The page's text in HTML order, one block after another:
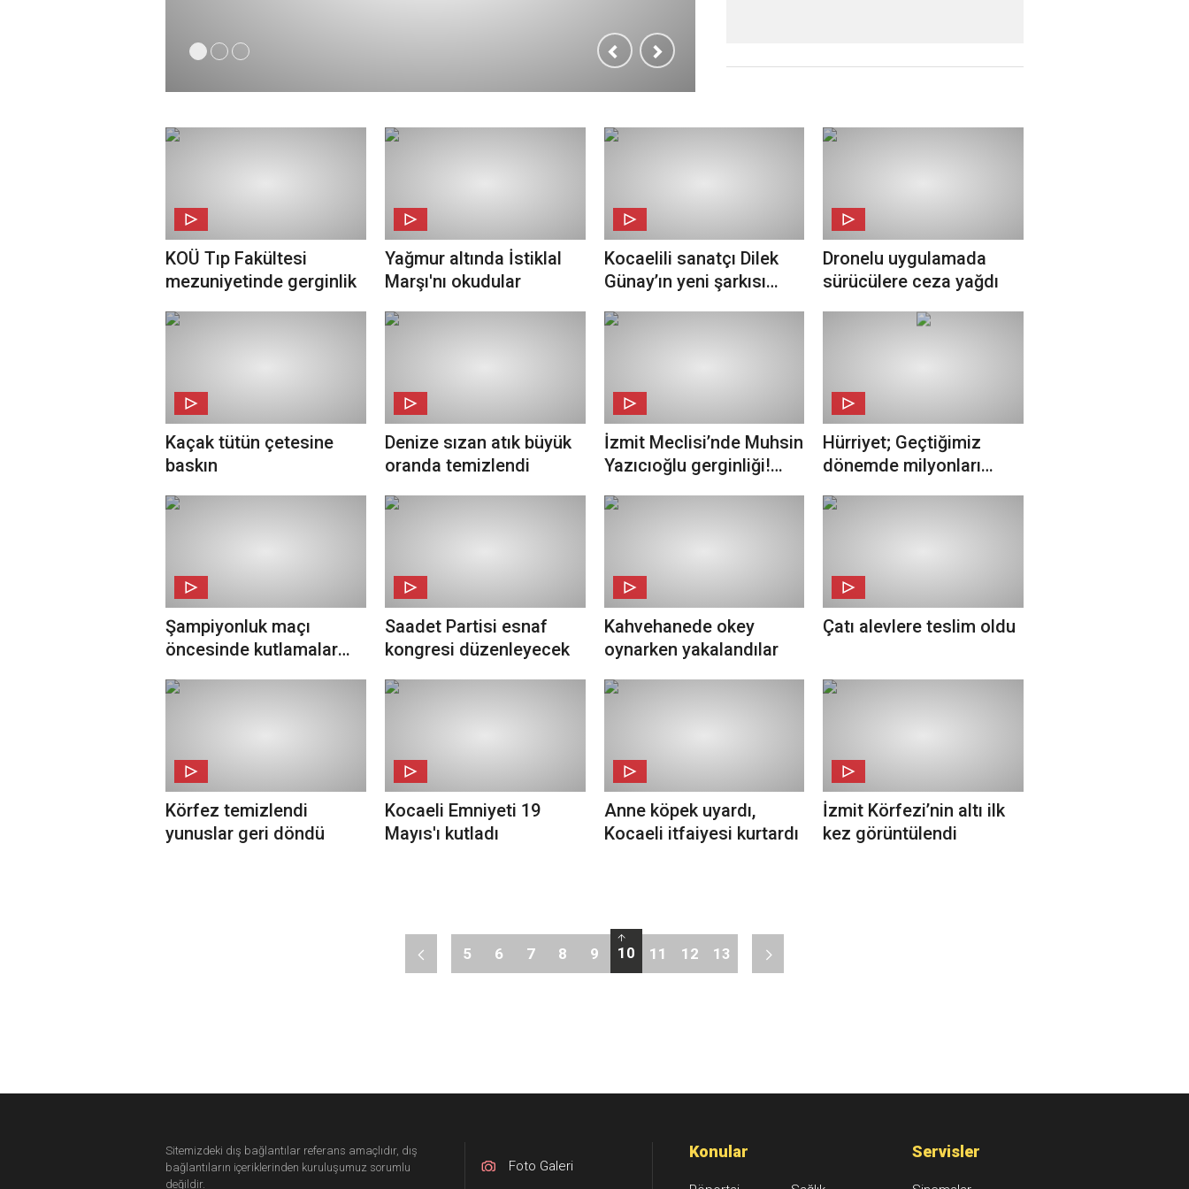
KOÜ Tıp Fakültesi
mezuniyetinde gerginlik
Yağmur altında İstiklal
Marşı'nı okudular
Kocaelili sanatçı Dilek
Günay’ın yeni şarkısı
Dronelu uygulamada
sürücülere ceza yağdı
Kaçak tütün çetesine
baskın
Denize sızan atık büyük
oranda temizlendi
İzmit Meclisi’nde Muhsin
Yazıcıoğlu gerginliği!
terk etti
Hürriyet; Geçtiğimiz
dönemde milyonları
harcamış!
Şampiyonluk maçı
öncesinde kutlamalar
Saadet Partisi esnaf
kongresi düzenleyecek
Kahvehanede okey
oynarken yakalandılar
Çatı alevlere teslim oldu
Körfez temizlendi
yunuslar geri döndü
Kocaeli Emniyeti 19
Mayıs'ı kutladı
Anne köpek uyardı,
Kocaeli itfaiyesi kurtardı
İzmit Körfezi’nin altı ilk
kez görüntülendi
5 6 7 8 9 10 11 12 13
Sitemizdeki dış bağlantılar referans amaçlıdır, dış
bağlantıların içeriklerinden kuruluşumuz sorumlu
değildir.
Foto Galeri
Konular Servisler